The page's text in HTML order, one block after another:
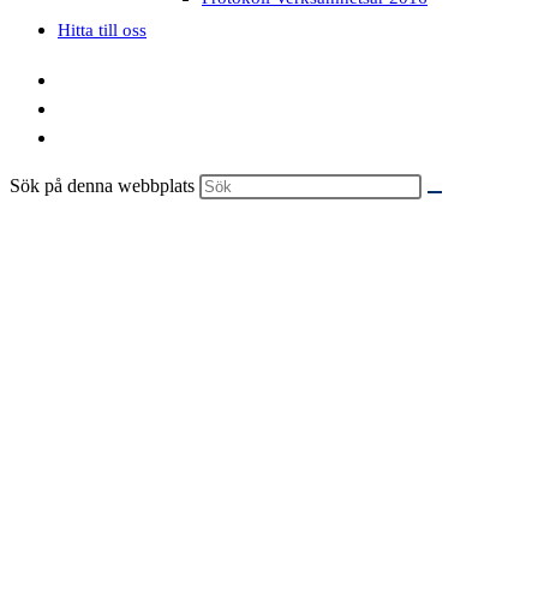
Hitta till oss
Sök på denna webbplats